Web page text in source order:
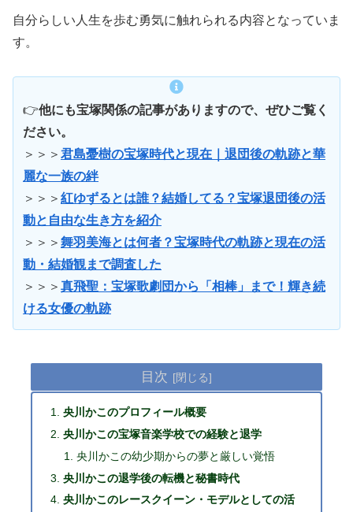
自分らしい人生を歩む勇気に触れられる内容となっていま
す。
👉他にも宝塚関係の記事がありますので、ぜひご覧く
ださい。
＞＞＞ 君島憂樹の宝塚時代と現在｜退団後の軌跡と華
麗な一族の絆
＞＞＞ 紅ゆずるとは誰？結婚してる？宝塚退団後の活
動と自由な生き方を紹介
＞＞＞ 舞羽美海とは何者？宝塚時代の軌跡と現在の活
動・結婚観まで調査した
＞＞＞ 真飛聖：宝塚歌劇団から「相棒」まで！輝き続
ける女優の軌跡
目次
央川かこのプロフィール概要
央川かこの宝塚音楽学校での経験と退学
央川かこの幼少期からの夢と厳しい覚悟
央川かこの退学後の転機と秘書時代
央川かこのレースクイーン・モデルとしての活